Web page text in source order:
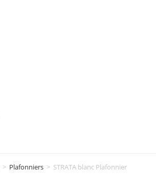
> Plafonniers > STRATA blanc Plafonnier